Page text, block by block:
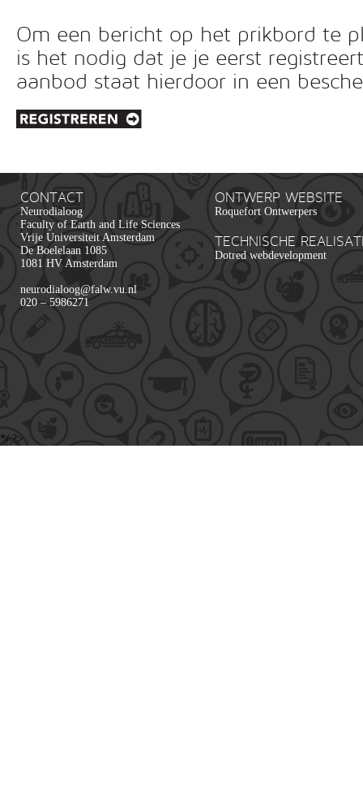
Om een bericht op het prikbord te
is het nodig dat je je eerst
aanbod staat hierdoor in een
CONTACT
Neurodialoog
Faculty of Earth and Life Sciences
Vrije Universiteit Amsterdam
De Boelelaan 1085
1081 HV Amsterdam
neurodialoog@falw.vu.nl
020 – 5986271
ONTWERP WEBSITE
Roquefort Ontwerpers
TECHNISCHE
Dotred webdevelopment
*/ ?>